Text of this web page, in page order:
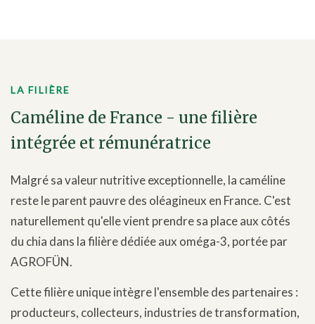
LA FILIÈRE
Caméline de France - une filière
intégrée et rémunératrice
Malgré sa valeur nutritive exceptionnelle, la caméline
reste le parent pauvre des oléagineux en France. C'est
naturellement qu'elle vient prendre sa place aux côtés
du chia dans la filière dédiée aux oméga-3, portée par
AGROFÜN.
Cette filière unique intègre l'ensemble des partenaires :
producteurs, collecteurs, industries de transformation,